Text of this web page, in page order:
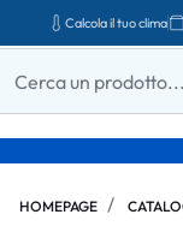
Calcola il tuo clima
HOMEPAGE